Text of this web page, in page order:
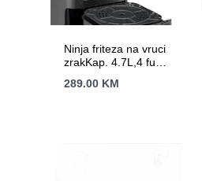
Ninja friteza na vruci
zrakKap. 4.7L,4 funk.
keramicki premaz,
289.00 KM